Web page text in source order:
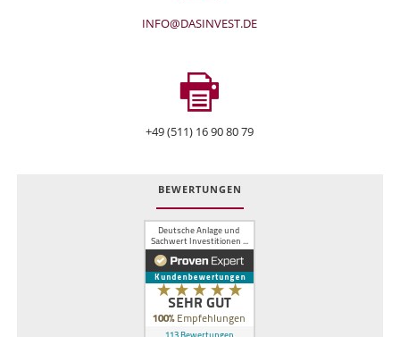
INFO@DASINVEST.DE
+49 (511) 16 90 80 79
BEWERTUNGEN